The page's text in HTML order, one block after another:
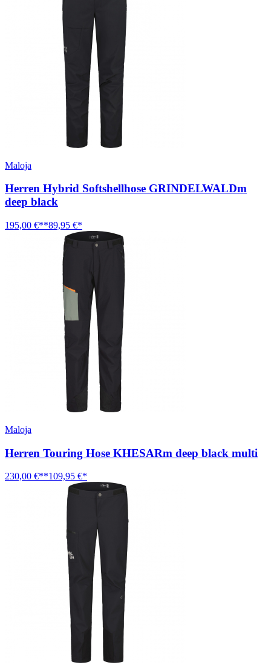
Maloja
Herren Hybrid Softshellhose GRINDELWALDm
deep black
195,00 €**89,95 €*
Maloja
Herren Touring Hose KHESARm deep black multi
230,00 €**109,95 €*